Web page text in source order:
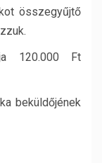
összegyűjtő
120.000 Ft
beküldőjének